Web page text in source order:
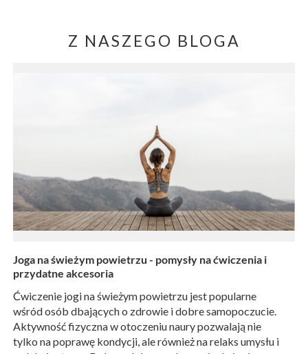
Z NASZEGO BLOGA
Joga na świeżym powietrzu - pomysły na ćwiczenia i
przydatne akcesoria
Ćwiczenie jogi na świeżym powietrzu jest popularne
wśród osób dbających o zdrowie i dobre samopoczucie.
Aktywność fizyczna w otoczeniu naury pozwalają nie
tylko na poprawę kondycji, ale również na relaks umysłu i